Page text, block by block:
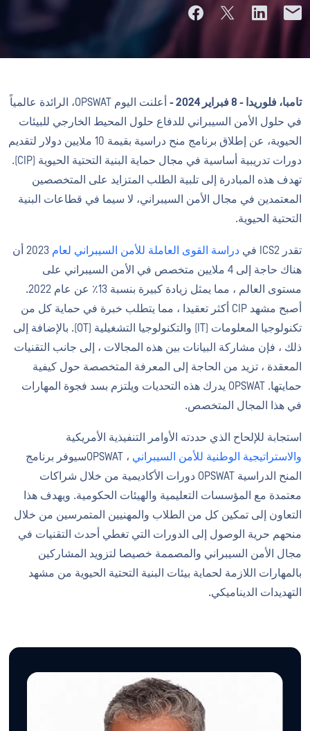
تامبا، فلوريدا - 8 فبراير 2024 -
أعلنت اليوم OPSWAT، الرائدة عالمياً
في حلول الأمن السيبراني للدفاع حلول المحيط الخارجي للبيئات
الحيوية، عن إطلاق برنامج منح دراسية بقيمة 10 ملايين دولار لتقديم
دورات تدريبية أساسية في مجال حماية البنية التحتية الحيوية (CIP).
تهدف هذه المبادرة إلى تلبية الطلب المتزايد على المتخصصين
المعتمدين في مجال الأمن السيبراني، لا سيما في قطاعات البنية
التحتية الحيوية.
تقدر ICS2 في دراسة القوى العاملة للأمن السيبراني لعام
2023 أن
هناك حاجة إلى 4 ملايين متخصص في الأمن السيبراني على
مستوى العالم ، مما يمثل زيادة كبيرة بنسبة 13٪ عن عام 2022.
أصبح مشهد CIP أكثر تعقيدا ، مما يتطلب خبرة في حماية كل من
تكنولوجيا المعلومات (IT) والتكنولوجيا التشغيلية (OT). بالإضافة إلى
ذلك ، فإن مشاركة البيانات بين هذه المجالات ، إلى جانب التقنيات
المعقدة ، تزيد من الحاجة إلى المعرفة المتخصصة حول كيفية
حمايتها. OPSWAT يدرك هذه التحديات ويلتزم بسد فجوة المهارات
في هذا المجال المتخصص.
استجابة للإلحاح الذي حددته الأوامر التنفيذية الأمريكية
والاستراتيجية الوطنية للأمن السيبراني
، OPSWATسيوفر برنامج
المنح الدراسية OPSWAT دورات الأكاديمية من خلال شراكات
معتمدة مع المؤسسات التعليمية والهيئات الحكومية. ويهدف هذا
التعاون إلى تمكين كل من الطلاب والمهنيين المتمرسين من خلال
منحهم حرية الوصول إلى الدورات التي تغطي أحدث التقنيات في
مجال الأمن السيبراني والمصممة خصيصا لتزويد المشاركين
بالمهارات اللازمة لحماية بيئات البنية التحتية الحيوية من مشهد
التهديدات الديناميكي.